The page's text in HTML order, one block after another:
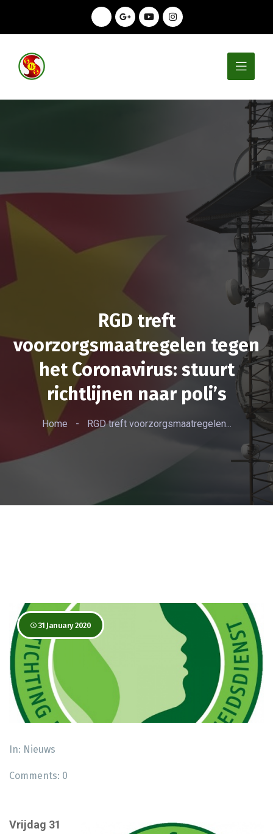
RGD treft
voorzorgsmaatregelen tegen
het Coronavirus: stuurt
richtlijnen naar poli’s
Home - RGD treft voorzorgsmaatregelen...
31 January 2020
In: Nieuws
Comments: 0
Vrijdag 31